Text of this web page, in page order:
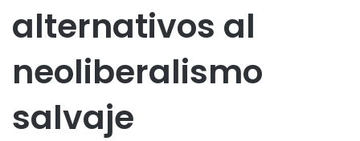
alternativos al
neoliberalismo
salvaje